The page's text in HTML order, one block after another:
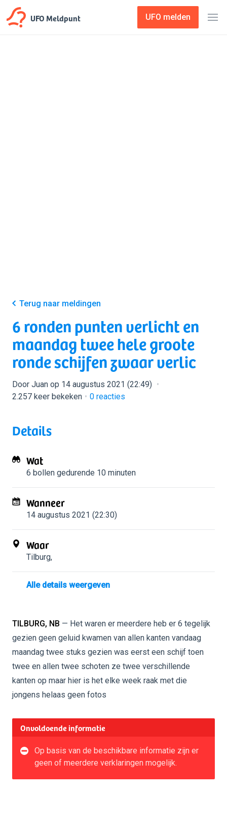
UFO Meldpunt UFO melden
Terug naar meldingen
6 ronden punten verlicht en
maandag twee hele groote
ronde schijfen zwaar verlic
Door Juan op 14 augustus 2021 (22:49)
2.257 keer bekeken
0 reacties
Details
Wat
6 bollen gedurende 10 minuten
Wanneer
14 augustus 2021 (22:30)
Waar
Tilburg,
Alle details weergeven
TILBURG, NB — Het waren er meerdere heb er 6 tegelijk
gezien geen geluid kwamen van allen kanten vandaag
maandag twee stuks gezien was eerst een schijf toen
twee en allen twee schoten ze twee verschillende
kanten op maar hier is het elke week raak met die
jongens helaas geen fotos
Onvoldoende informatie
Op basis van de beschikbare informatie zijn er
geen of meerdere verklaringen mogelijk.